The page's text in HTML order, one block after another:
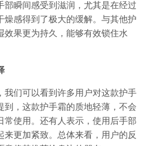
部瞬间感受到滋润，尤其是在经过
燥感得到了极大的缓解。与其他护
效果更为持久，能够有效锁住水
我们可以看到许多用户对这款护手
到，这款护手霜的质地轻薄，不会
常使用。还有人表示，使用后手部
来更加紧致。总体来看，用户的反